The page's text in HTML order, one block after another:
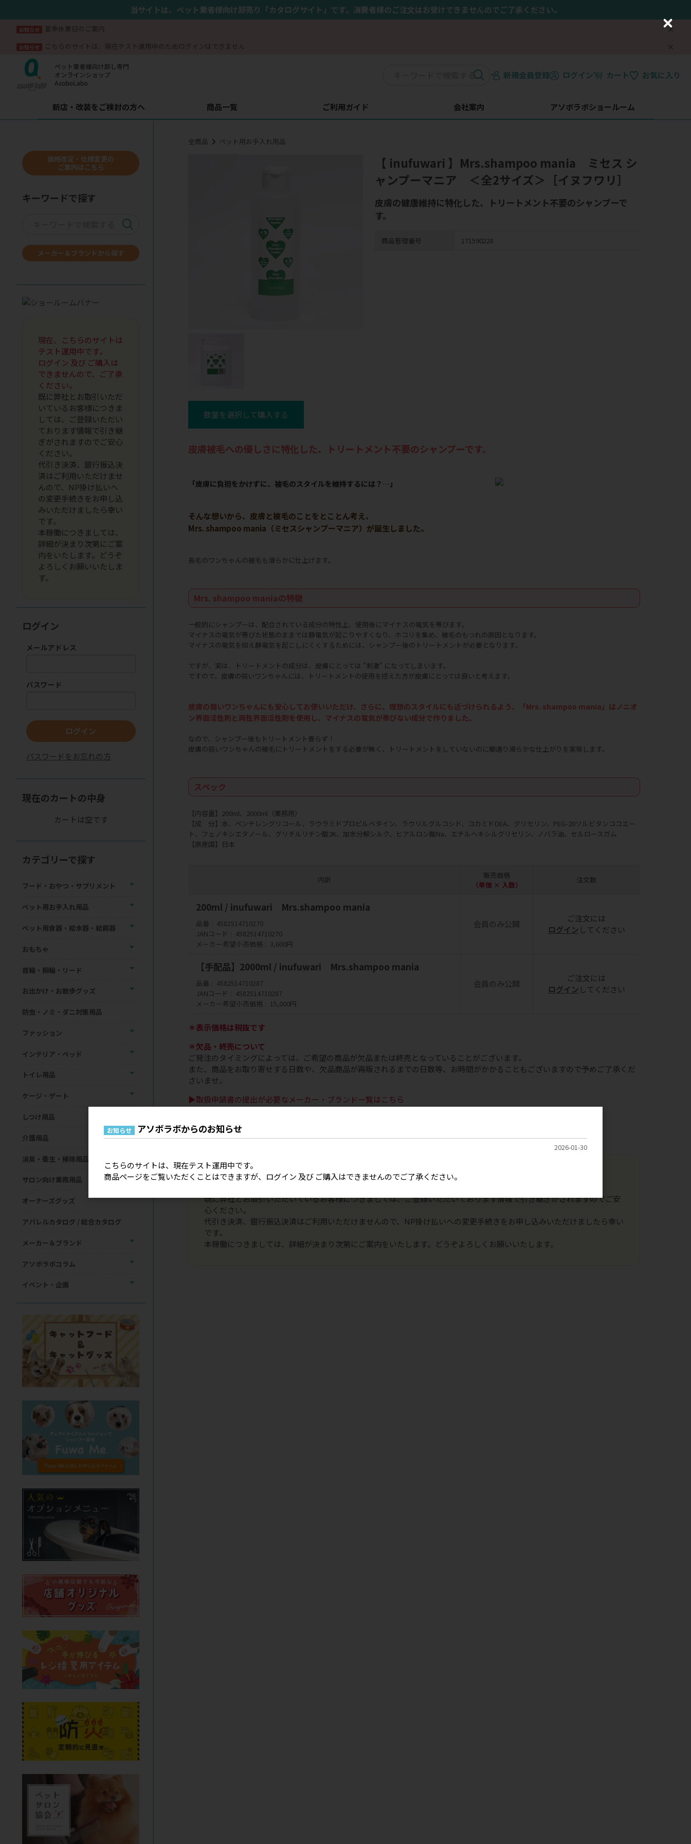
当サイトは、ペット業者様向け卸売り「カタログサイト」です。消費者様のご注文はお受けできませんのでご了承ください。
お知らせ 夏季休業日のご案内
お知らせ こちらのサイトは、現在テスト運用中のためログインはできません
新規会員登録 ログイン カート お気に入り
新店・改装をご検討の方へ 商品一覧 ご利用ガイド 会社案内 アソボラボショールーム
全商品 ペット用お手入れ用品
【 inufuwari 】Mrs.shampoo mania ミセス シ
ャンプーマニア ＜全2サイズ＞［イヌフワリ］
皮膚の健康維持に特化した、トリートメント不要のシャンプーで
す。
商品管理番号 171590228
数量を選択して購入する
皮膚被毛への優しさに特化した、トリートメント不要のシャンプーです。
「皮膚に負担をかけずに、被毛のスタイルを維持するには？…」
そんな想いから、皮膚と被毛のことをとことん考え、
Mrs. shampoo mania（ミセスシャンプーマニア）が誕生しました。
長毛のワンちゃんの被毛も滑らかに仕上げます。
Mrs. shampoo maniaの特徴
一般的にシャンプーは、配合されている成分の特性上、使用後にマイナスの電気を帯びます。
マイナスの電気が帯びた状態のままでは静電気が起こりやすくなり、ホコリを集め、被毛のもつれの原因となります。
マイナスの電気を抑え静電気を起こしにくくするためには、シャンプー後のトリートメントが必要となります。
ですが、実は、トリートメントの成分は、皮膚にとっては "刺激" になってしまいます。
ですので、皮膚の弱いワンちゃんには、トリートメントの使用を控えた方が皮膚にとっては良いと考えます。
皮膚の弱いワンちゃんにも安心してお使いいただけ、さらに、理想のスタイルにも近づけられるよう、「Mrs. shampoo mania」はノニオ
ン界面活性剤と両性界面活性剤を使用し、マイナスの電気が帯びない成分で作りました。
なので、シャンプー後もトリートメント要らず！
皮膚の弱いワンちゃんの被毛にトリートメントをする必要が無く、トリートメントをしていないのに櫛通り滑らかな仕上がりを実現します。
スペック
【内容量】200ml、2000ml（業務用）
【成 分】水、ペンチレングリコール、ラウラミドプロピルベタイン、ラウリルグルコシド、コカミドDEA、グリセリン、PEG-20ソルビタンココエー
ト、フェノキシエタノール、グリチルリチン酸2K、加水分解シルク、ヒアルロン酸Na、エチルヘキシルグリセリン、ノバラ油、セルロースガム
【原産国】日本
内訳
販売価格
（単価 × 入数）
注文数
200ml / inufuwari Mrs.shampoo mania
品番
4582514710270
JANコード
4582514710270
メーカー希望小売価格
3,600円
会員のみ公開
ご注文には
ログイン してください
【手配品】2000ml / inufuwari Mrs.shampoo mania
品番
4582514710287
JANコード
4582514710287
メーカー希望小売価格
15,000円
会員のみ公開
ご注文には
ログイン してください
＊表示価格は税抜です
＊欠品・終売について
ご発注のタイミングによっては、ご希望の商品が欠品または終売となっていることがございます。
また、商品をお取り寄せする日数や、欠品商品が再販されるまでの日数等、お時間がかかることもございますので予めご了承くだ
さいませ。
▶取扱申請書の提出が必要なメーカー・ブランド一覧はこちら
一部のメーカー・ブランドにおいて、お取り扱いいただく際に「取扱申請書」の提出をお願いしております。
＊当サイト内の文章・画像等の無断転載及び複製等はご遠慮ください。（お取引先様以外）
現在、こちらのサイトはテスト運用中です。
既に弊社とお取引いただいているお客様につきましては、ご登録いただいております情報で引き継ぎがされますのでご安
心ください。
代引き決済、銀行振込決済はご利用いただけませんので、NP掛け払いへの変更手続きをお申し込みいただけましたら幸い
です。
本稼働につきましては、詳細が決まり次第にご案内をいたします。どうぞよろしくお願いいたします。
価格改定・仕様変更の
ご案内はこちら
キーワードで探す
メーカー＆ブランドから探す
現在、こちらのサイトは
テスト運用中です。
ログイン 及び ご購入は
できませんので、ご了承
ください。
既に弊社とお取引いただ
いているお客様につきま
しては、ご登録いただい
ております情報で引き継
ぎがされますのでご安心
ください。
代引き決済、銀行振込決
済はご利用いただけませ
んので、NP掛け払いへ
の変更手続きをお申し込
みいただけましたら幸い
です。
本稼働につきましては、
詳細が決まり次第にご案
内をいたします。どうぞ
よろしくお願いいたしま
す。
ログイン
メールアドレス
パスワード
ログイン
パスワードをお忘れの方
現在のカートの中身
カートは空です
カテゴリーで探す
フード・おやつ・サプリメント
ペット用お手入れ用品
ペット用食器・給水器・給餌器
おもちゃ
首輪・胴輪・リード
お出かけ・お散歩グッズ
防虫・ノミ・ダニ対策用品
ファッション
インテリア・ベッド
トイレ用品
ケージ・ゲート
しつけ用品
介護用品
消臭・衛生・掃除用品
サロン向け業務用品
オーナーズグッズ
アパレルカタログ / 総合カタログ
メーカー＆ブランド
アソボラボコラム
イベント・企画
お知らせ アソボラボからのお知らせ
2026-01-30
こちらのサイトは、現在テスト運用中です。
商品ページをご覧いただくことはできますが、ログイン 及び ご購入はできませんのでご了承ください。
C
o